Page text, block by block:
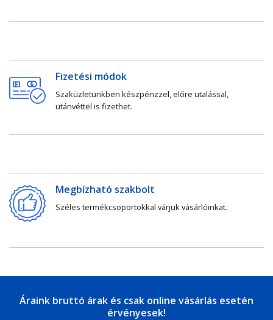
Fizetési módok
Szaküzletünkben készpénzzel, előre utalással,
utánvéttel is fizethet.
Megbízható szakbolt
Széles termékcsoportokkal várjuk vásárlóinkat.
Áraink bruttó árak és csak online vásárlás esetén
érvényesek!